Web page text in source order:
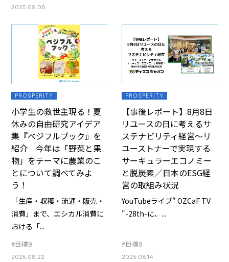
2025.09.08
PROSPERITY
小学生の救世主現る！夏
休みの自由研究アイデア
集『ベジフルブック』を
紹介 今年は「野菜と果
物」をテーマに農業のこ
とについて調べてみよ
う！
「生産・収穫・流通・販売・
消費」まで、エシカル消費に
おける「...
#目標9
2025.08.22
PROSPERITY
【事後レポート】8月8日
リユースの日に考えるサ
ステナビリティ経営～リ
ユーストナーで実現する
サーキュラーエコノミー
と脱炭素／日本のESG経
営の取組み状況
YouTubeライブ" OZCaF TV
"-28th-に、...
#目標9
2025.08.14